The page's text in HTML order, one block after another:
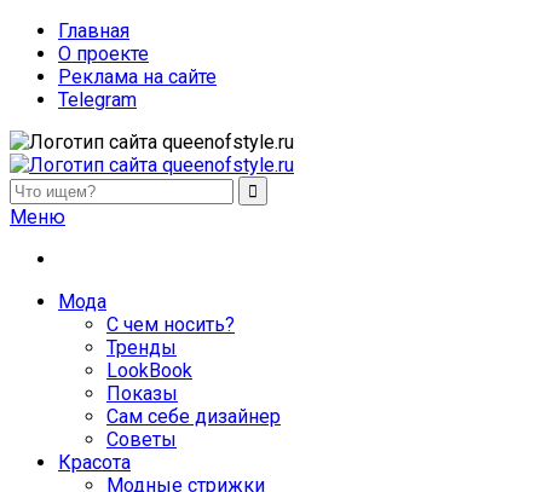
Главная
О проекте
Реклама на сайте
Telegram
queenofstyle.ru
Женский сайт о моде и красоте. Истории преображения и
похудения, отзывы о процедурах и косметике
Меню
Мода
С чем носить?
Тренды
LookBook
Показы
Сам себе дизайнер
Советы
Красота
Модные стрижки